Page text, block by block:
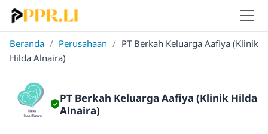
Beranda / Perusahaan / PT Berkah Keluarga Aafiya (Klinik
Hilda Alnaira)
PT Berkah Keluarga Aafiya (Klinik Hilda
Alnaira)